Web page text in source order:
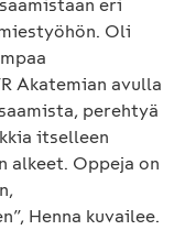
eri
Oli
Akatemian avulla
perehtyä
itselleen
alkeet. Oppeja on
Henna kuvailee.